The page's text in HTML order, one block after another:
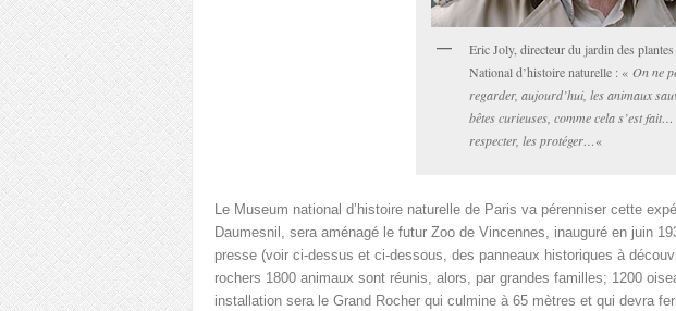
Eric Joly, directeur du jardin des
National d’histoire naturelle : « On ne
regarder, aujourd’hui, les animaux
bêtes curieuses, commecela s’est
respecter, les protéger…«
Le Museum national d’histoire naturelle de Paris va pérenniser cette
Daumesnil, sera aménagé le futur Zoo de Vincennes, inauguré en juin
presse (voir ci-dessus et ci-dessous, des panneaux historiques à
rochers 1800 animaux sont réunis, alors, par grandes familles; 1200
installation sera le Grand Rocher qui culmine à 65 mètres et qui devra